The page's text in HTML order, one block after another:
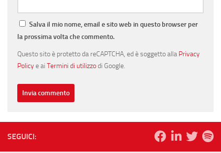
Salva il mio nome, email e sito web in questo browser per
la prossima volta che commento.
Questo sito è protetto da reCAPTCHA, ed è soggetto alla Privacy
Policye ai Termini di utilizzodi Google.
SEGUICI: